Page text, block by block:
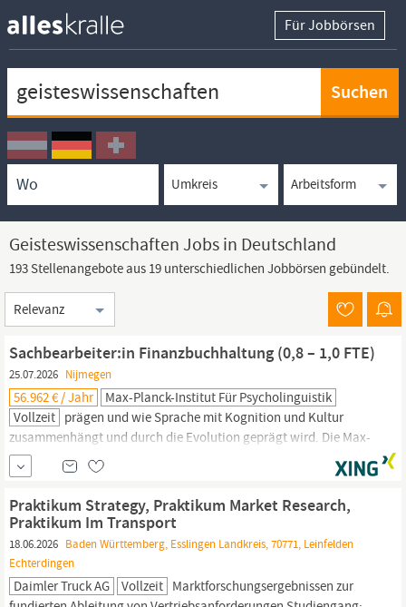
Für Jobbörsen
Ortssuche
Umkreissuche
Arbeitsform
Geisteswissenschaften Jobs in Deutschland
193 Stellenangebote aus 19 unterschiedlichen Jobbörsen gebündelt.
Sortierung
Sachbearbeiter:in Finanz­buchhaltung (0,8 – 1,0 FTE)
25.07.2026 Nijmegen
56.962 € / Jahr
Max-Planck-Institut Für Psycholinguistik
Vollzeit prägen und wie Sprache mit Kognition und Kultur
zusammenhängt und durch die Evolution geprägt wird. Die Max-
Planck-Gesellschaft ist eine unabhängige, durch Deutschland
finanzierte, nichtstaatliche Vereinigung von
Natur-, Lebens-, Sozial- und Geisteswissenschaftenwidmet.
Praktikum Strategy, Praktikum Market Research,
Praktikum Im Transport
18.06.2026 Baden Württemberg, Esslingen Landkreis, 70771, Leinfelden
Echterdingen
Daimler Truck AG Vollzeit Marktforschungsergebnissen zur